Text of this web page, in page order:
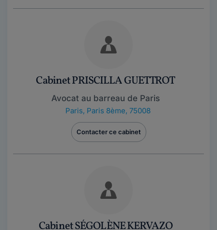
Cabinet PRISCILLA GUETTROT
Avocat au barreau de Paris
Paris, Paris 8ème, 75008
Contacter ce cabinet
Cabinet SÉGOLÈNE KERVAZO